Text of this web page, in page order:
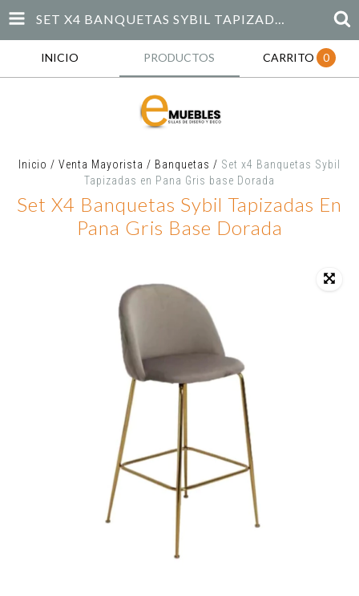
SET X4 BANQUETAS SYBIL TAPIZADAS EN PANA GRIS BASE DORADA
INICIO PRODUCTOS CARRITO 0
Inicio / Venta Mayorista / Banquetas / Set x4 Banquetas Sybil
Tapizadas en Pana Gris base Dorada
Set X4 Banquetas Sybil Tapizadas En
Pana Gris Base Dorada